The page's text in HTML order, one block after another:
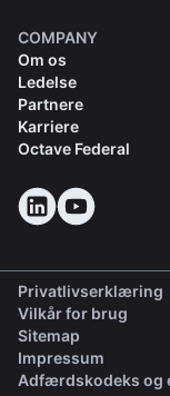
COMPANY
Om os
Ledelse
Partnere
Karriere
Octave Federal
Privatlivserklæring
Vilkår for brug
Sitemap
Impressum
Adfærdskodeks og